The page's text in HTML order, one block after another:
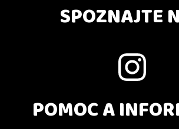
SPOZNAJTE
POMOC A